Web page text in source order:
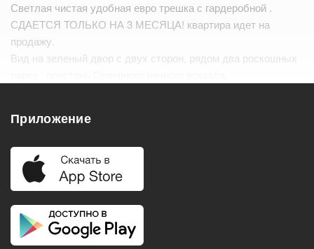
Светлая чистая удобная евро трешка с гардеробной .
СДАЕТСЯ ТОЛЬКО НА 3 МЕСЯЦА! квартира идет на
продажу.
Вид на зеленый двор с двух сторон, рядом два роскошных
Удобства
Балкон
Телевизор
Приложение